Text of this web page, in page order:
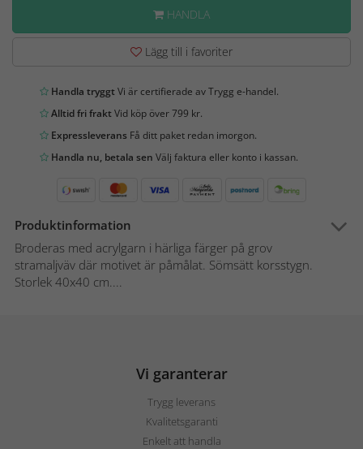
HANDLA
Lägg till i favoriter
Handla tryggtVi är certifierade av Trygg e-handel.
Alltid fri fraktVid köp över 799 kr.
Expressleverans Få ditt paket redan imorgon.
Handla nu, betala sen Välj faktura eller konto i kassan.
Produktinformation
Broderas med acrylgarn i härliga färger på grov
stramaljväv där motivet är påmålat. Sömsätt korsstygn.
Storlek 40x40 cm....
Vi garanterar
Trygg leverans
Kvalitetsgaranti
Enkelt att handla